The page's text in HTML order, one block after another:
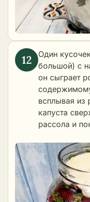
Один
большой) с
он сыграет
всплывая из
капуста
рассола и